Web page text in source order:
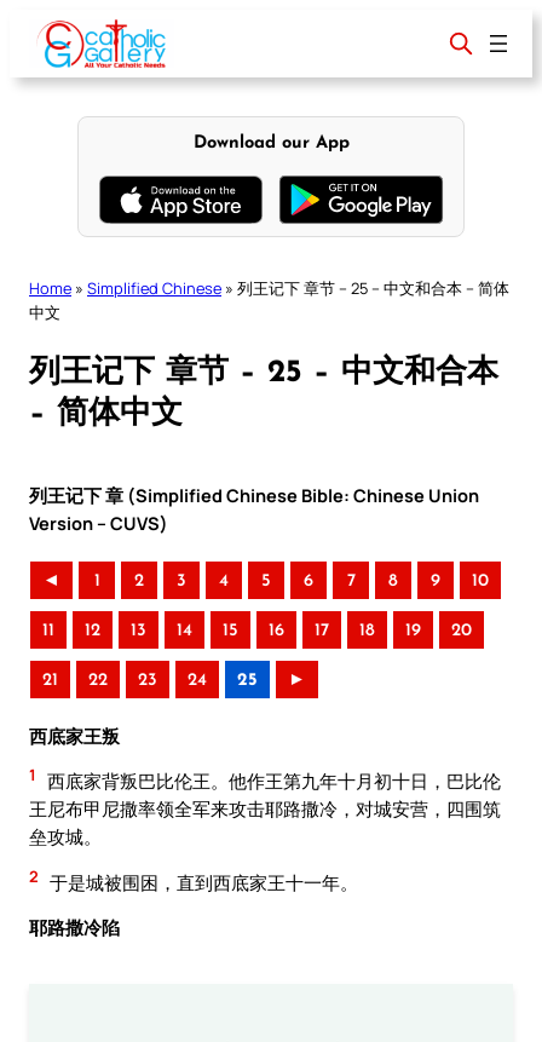
content
Download our App
Home » Simplified Chinese » 列王记下 章节 – 25 – 中文和合本 – 简体
中文
列王记下 章节 – 25 – 中文和合本
– 简体中文
列王记下 章 (Simplified Chinese Bible: Chinese Union
Version – CUVS)
◄ 1 2 3 4 5 6 7 8 9 10
11 12 13 14 15 16 17 18 19 20
21 22 23 24 25 ►
西底家王叛
1
西底家背叛巴比伦王。他作王第九年十月初十日，巴比伦
王尼布甲尼撒率领全军来攻击耶路撒冷，对城安营，四围筑
垒攻城。
2 于是城被围困，直到西底家王十一年。
耶路撒冷陷